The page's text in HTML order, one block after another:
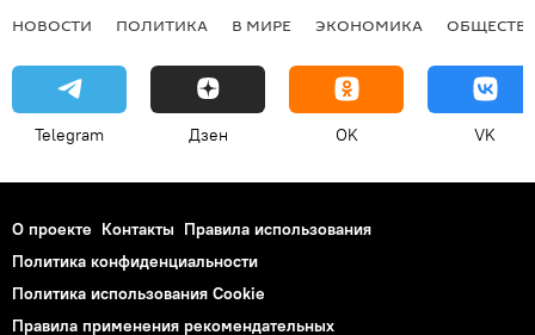
НОВОСТИ ПОЛИТИКА В МИРЕ ЭКОНОМИКА
Telegram Дзен OK VK
О проекте Контакты Правила использования
Политика конфиденциальности
Политика использования Cookie
Правила применения рекомендательных